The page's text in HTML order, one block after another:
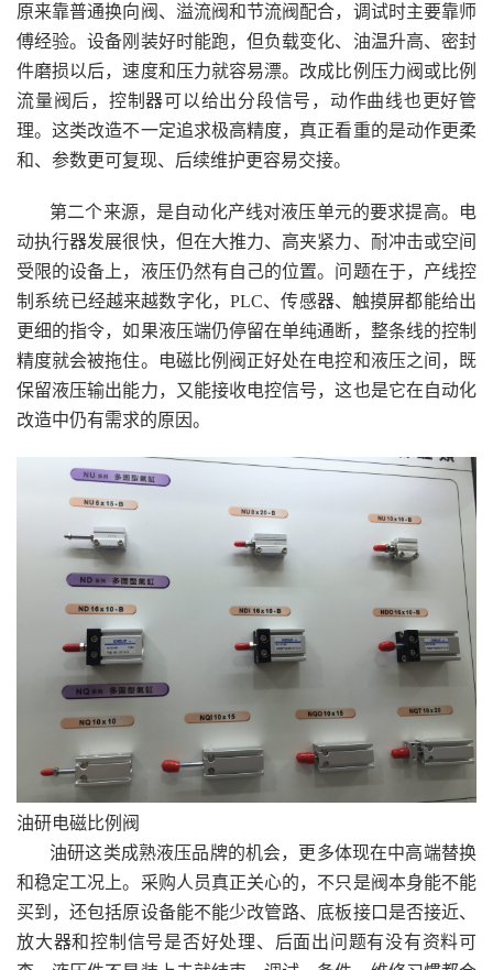
原来靠普通换向阀、溢流阀和节流阀配合，调试时主要靠师
傅经验。设备刚装好时能跑，但负载变化、油温升高、密封
件磨损以后，速度和压力就容易漂。改成比例压力阀或比例
流量阀后，控制器可以给出分段信号，动作曲线也更好管
理。这类改造不一定追求极高精度，真正看重的是动作更柔
和、参数更可复现、后续维护更容易交接。
第二个来源，是自动化产线对液压单元的要求提高。电
动执行器发展很快，但在大推力、高夹紧力、耐冲击或空间
受限的设备上，液压仍然有自己的位置。问题在于，产线控
制系统已经越来越数字化，PLC、传感器、触摸屏都能给出
更细的指令，如果液压端仍停留在单纯通断，整条线的控制
精度就会被拖住。电磁比例阀正好处在电控和液压之间，既
保留液压输出能力，又能接收电控信号，这也是它在自动化
改造中仍有需求的原因。
油研电磁比例阀
油研这类成熟液压品牌的机会，更多体现在中高端替换
和稳定工况上。采购人员真正关心的，不只是阀本身能不能
买到，还包括原设备能不能少改管路、底板接口是否接近、
放大器和控制信号是否好处理、后面出问题有没有资料可